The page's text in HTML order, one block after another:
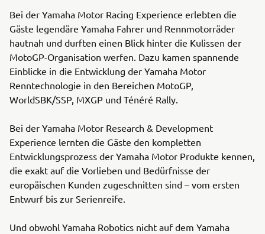
Bei der Yamaha Motor Racing Experience erlebten die
Gäste legendäre Yamaha Fahrer und Rennmotorräder
hautnah und durften einen Blick hinter die Kulissen der
MotoGP-Organisation werfen. Dazu kamen spannende
Einblicke in die Entwicklung der Yamaha Motor
Renntechnologie in den Bereichen MotoGP,
WorldSBK/SSP, MXGP und Ténéré Rally.
Bei der Yamaha Motor Research & Development
Experience lernten die Gäste den kompletten
Entwicklungsprozess der Yamaha Motor Produkte kennen,
die exakt auf die Vorlieben und Bedürfnisse der
europäischen Kunden zugeschnitten sind – vom ersten
Entwurf bis zur Serienreife.
Und obwohl Yamaha Robotics nicht auf dem Yamaha